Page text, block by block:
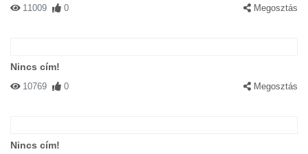
11009 0 Megosztás
Nincs cím!
10769 0 Megosztás
Nincs cím!